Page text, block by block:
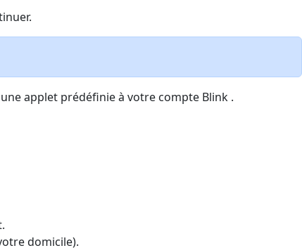
applet prédéfinie à votre compte Blink .
domicile).